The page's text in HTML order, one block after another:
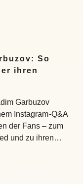
So
ihren
Garbuzov
Instagram-Q&A
der Fans – zum
und zu ihren…